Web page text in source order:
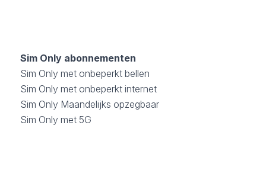
Sim Only abonnementen
Sim Only met onbeperkt bellen
Sim Only met onbeperkt internet
Sim Only Maandelijks opzegbaar
Sim Only met 5G